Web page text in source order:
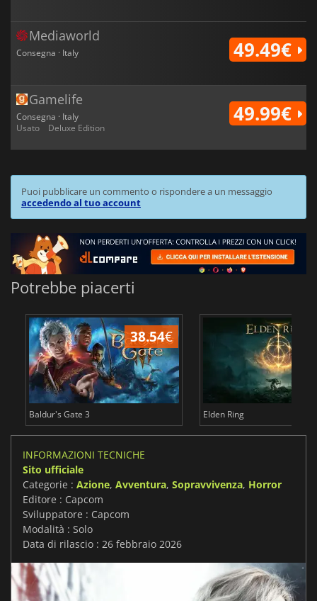
Mediaworld
Consegna · Italy 49.49€
Gamelife
Consegna · Italy
Usato
Deluxe Edition
49.99€
Puoi pubblicare un commento o rispondere a un messaggio
accedendo al tuo account
Potrebbe piacerti
38.54€
Baldur's Gate 3 Elden Ring
INFORMAZIONI TECNICHE
Sito ufficiale
Categorie : Azione, Avventura, Sopravvivenza, Horror
Editore : Capcom
Sviluppatore : Capcom
Modalità : Solo
Data di rilascio : 26 febbraio 2026